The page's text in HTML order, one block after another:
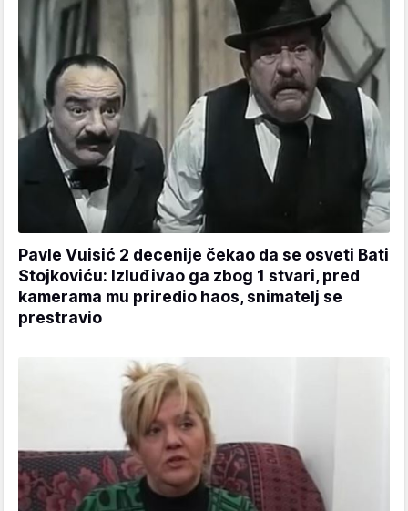
Pavle Vuisić 2 decenije čekao da se osveti Bati
Stojkoviću: Izluđivao ga zbog 1 stvari, pred
kamerama mu priredio haos, snimatelj se
prestravio